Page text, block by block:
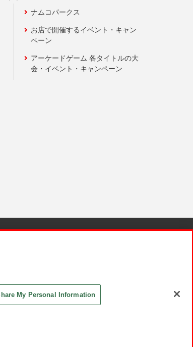
ナムコパークス
お店で開催するイベント・キャン
ペーン
アーケードゲーム 各タイトルの大
会・イベント・キャンペーン
My Personal Information